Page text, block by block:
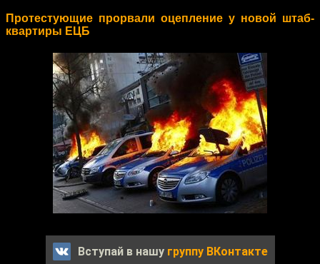
Протестующие прорвали оцепление у новой штаб-
квартиры ЕЦБ
Вступай в нашу группу ВКонтакте